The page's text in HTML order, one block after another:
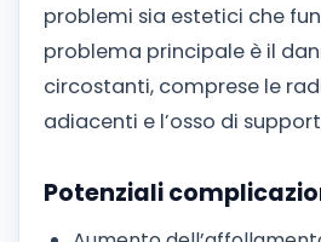
problemi sia estetici che
problema principale è il
circostanti, comprese le
adiacenti e l’osso di
Potenziali